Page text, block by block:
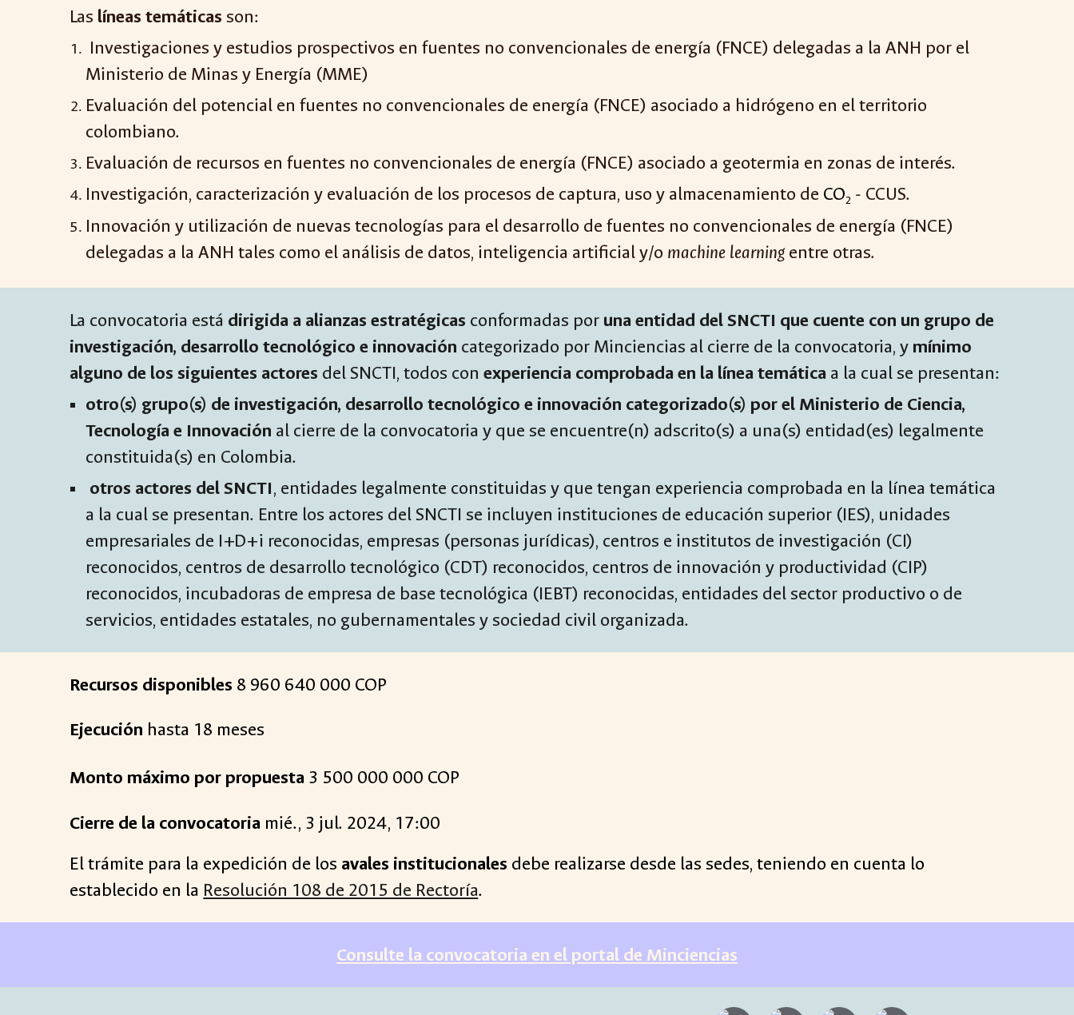
Las líneas temáticas son:
Investigaciones y estudios prospectivos en fuentes no convencionales de energía (FNCE) delegadas a la ANH por el
Ministerio de Minas y Energía (MME)
Evaluación del potencial enfuentes no convencionales de energía (FNCE) asociado a hidrógeno en el territorio
colombiano.
Evaluación de recursos enfuentes no convencionales de energía (FNCE) asociado a geotermia en zonas de interés.
Investigación, caracterización y evaluación de los procesos de captura, uso y almacenamiento de CO2 - CCUS.
Innovación y utilización de nuevas tecnologías para el desarrollo defuentes no convencionales de energía (FNCE)
delegadas a la ANH tales como el análisis de datos, inteligencia artificial y/o machine learningentre otras.
La convocatoria está dirigida a alianzas estratégicas conformadas por una entidad del SNCTI que cuente con un grupo de
investigación, desarrollo tecnológico e innovación categorizado por Minciencias al cierre de la convocatoria, y mínimo
alguno de los siguientes actores del SNCTI, todos conexperiencia comprobada en la línea temática a la cual se presentan:
otro(s) grupo(s) de investigación, desarrollo tecnológico e innovación categorizado(s) por el Ministerio de Ciencia,
Tecnología e Innovación al cierre de la convocatoria y que se encuentre(n) adscrito(s) a una(s) entidad(es) legalmente
constituida(s) en Colombia.
otros actores del SNCTI, entidades legalmente constituidas y que tengan experiencia comprobada en la línea temática
a la cual se presentan. Entre los actores del SNCTI se incluyen instituciones de educación superior (IES), unidades
empresariales de I+D+i reconocidas, empresas (personas jurídicas), centros e institutos de investigación (CI)
reconocidos, centros de desarrollo tecnológico (CDT) reconocidos, centros de innovación y productividad (CIP)
reconocidos, incubadoras de empresa de base tecnológica (IEBT) reconocidas, entidades del sector productivo o de
servicios, entidades estatales, no gubernamentales y sociedad civil organizada.
Recursos disponibles 8 960 640 000 COP
Ejecución hasta 18 meses
Monto máximo por propuesta 3 500 000 000 COP
Cierre de la convocatoria mié., 3 jul. 2024, 17:00
El trámite para la expedición de los avales institucionales debe realizarse desde las sedes, teniendo en cuenta lo
establecido en la Resolución 108 de 2015 de Rectoría.
Consulte la convocatoria en el portal de Minciencias